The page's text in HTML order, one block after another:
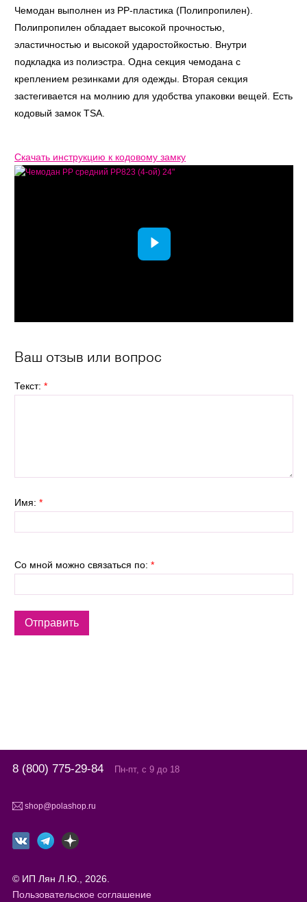
Чемодан выполнен из PP-пластика (Полипропилен).
Полипропилен обладает высокой прочностью,
эластичностью и высокой ударостойкостью. Внутри
подкладка из полиэстра. Одна секция чемодана с
креплением резинками для одежды. Вторая секция
застегивается на молнию для удобства упаковки вещей. Есть
кодовый замок TSA.
Скачать инструкцию к кодовому замку
Ваш отзыв или вопрос
Текст: *
Имя: *
Со мной можно связаться по: *
8 (800) 775-29-84 Пн-пт, с 9 до 18
shop@polashop.ru
© ИП Лян Л.Ю., 2026.
Пользовательское соглашение